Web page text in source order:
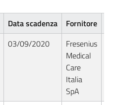
Data scadenza Fornitore
03/09/2020
Fresenius
Medical
Care
Italia
SpA